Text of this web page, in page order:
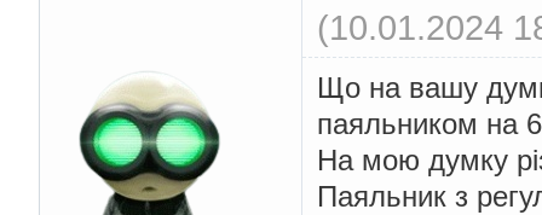
(10.01.2024
Що на вашу
паяльником на
На мою думку
Паяльник з